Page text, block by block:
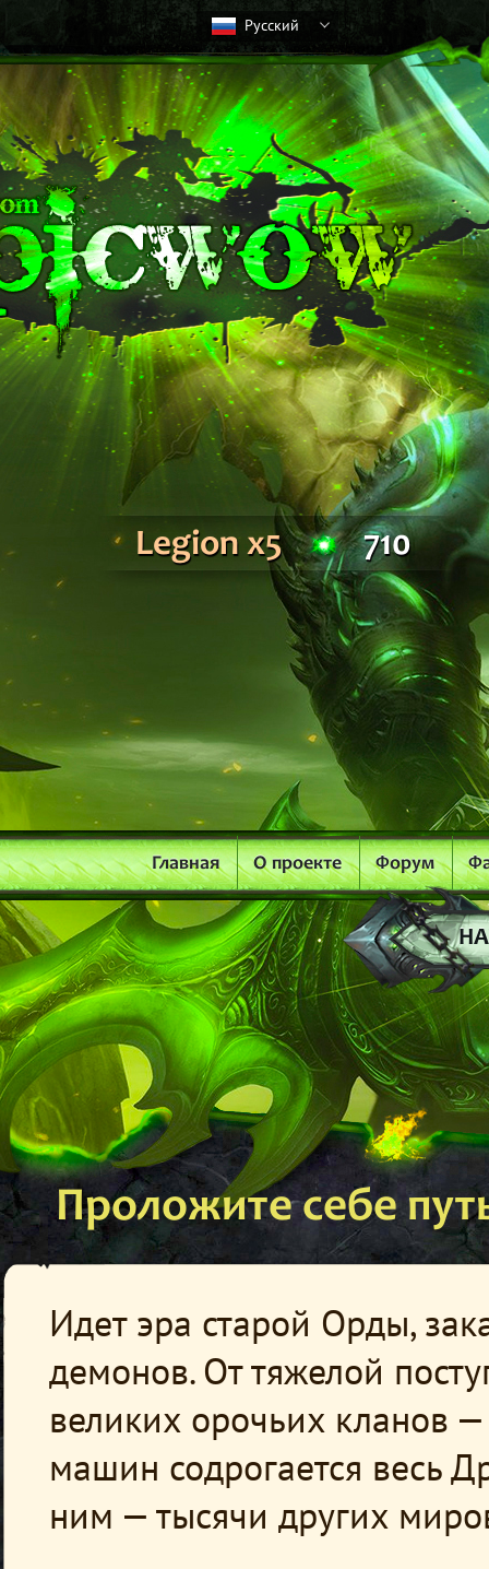
Русский
Legion x5 710
Главная О проекте Форум
Проложите себе
Идет эра старой Орды,
демонов. От тяжелой
великих орочьих кланов
машин содрогается весь
ним — тысячи других